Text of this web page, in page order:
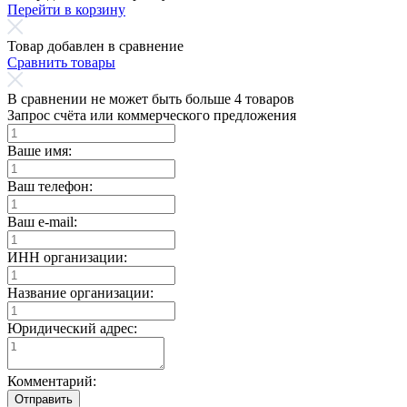
Перейти в корзину
Товар добавлен в сравнение
Сравнить товары
В сравнении не может быть больше 4 товаров
Запрос счёта или коммерческого предложения
Ваше имя:
Ваш телефон:
Ваш e-mail:
ИНН организации:
Название организации:
Юридический адрес:
Комментарий:
Отправить